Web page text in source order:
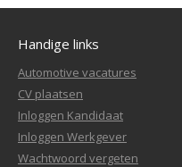
Handige links
Automotive vacatures
CV plaatsen
Inloggen Kandidaat
Inloggen Werkgever
Wachtwoord vergeten